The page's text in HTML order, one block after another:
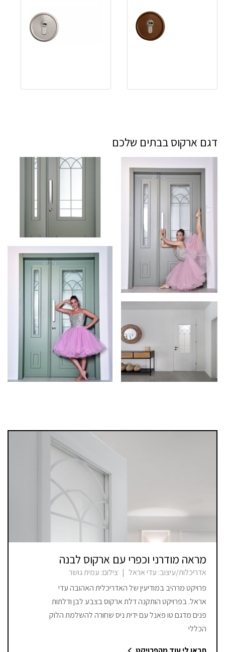
דגם ארקוס בבתים שלכם
מראה מודרני וכפרי עם ארקוס לבנה
אדריכלות/עיצוב: עדי אראל | צילום: עמית גושר
פרויקט מרהיב במודיעין של האדריכלית האהובה עדי
אראל. בפרויקט הותקנה דלת ארקוס בצבע לבן ודלתות
פנים מדגם טו פאנל עם ידית ניס שחורה להשלמת הלוק
הכללי